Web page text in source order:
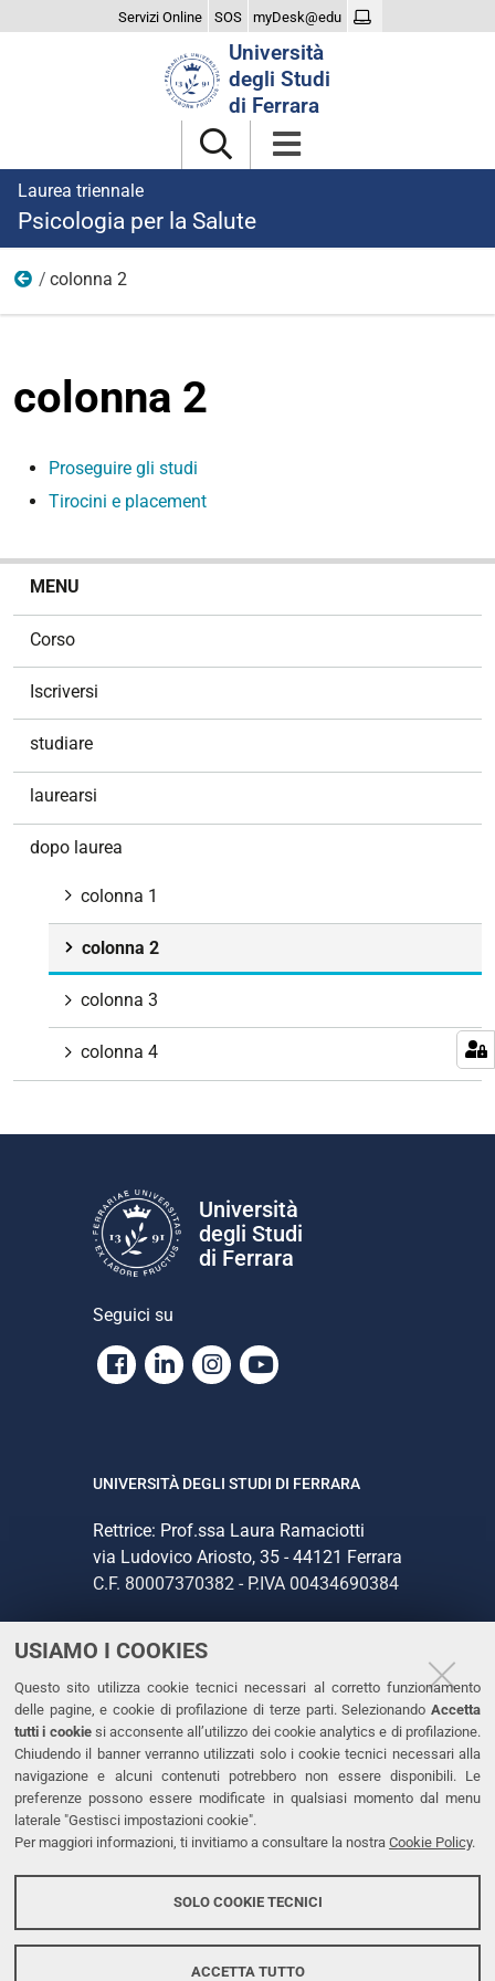
USIAMO I COOKIES
Questo sito utilizza cookie tecnici necessari al corretto funzionamento
delle pagine, e cookie di profilazione di terze parti. Selezionando Accetta
tutti i cookiesi acconsente all’utilizzo dei cookie analytics e di profilazione.
Chiudendo il banner verranno utilizzati solo i cookie tecnici necessari alla
navigazione e alcuni contenuti potrebbero non essere disponibili. Le
preferenze possono essere modificate in qualsiasi momento dal menu
laterale "Gestisci impostazioni cookie".
Per maggiori informazioni, ti invitiamo a consultare la nostra Cookie Policy.
SOLO COOKIE TECNICI
ACCETTA TUTTO
Servizi Online SOS myDesk@edu
Università
degli Studi
di Ferrara
Laurea triennale
Psicologia per la Salute
dopo laurea
colonna 2
colonna 2
Proseguire gli studi
Tirocini e placement
MENU
Corso
Iscriversi
studiare
laurearsi
dopo laurea
colonna 1
colonna 2
colonna 3
colonna 4
Università
degli Studi
di Ferrara
Seguici su
Facebook
LinkedinInstagram
Youtube
UNIVERSITÀ DEGLI STUDI DI FERRARA
Rettrice: Prof.ssa Laura Ramaciotti
via Ludovico Ariosto, 35 - 44121 Ferrara
C.F. 80007370382 - P.IVA 00434690384
CONTATTI
Tel. +39 0532 293111
Fax. +39 0532 293031
PEC
LINKS
Dichiarazione di accessibilità
Protezione dati personali